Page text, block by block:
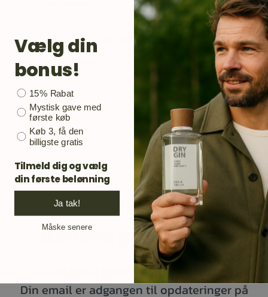
No reviews yet
Gør som mange andre
danske ginelskere.
TILMELD DIG KUNDEKLUBBEN
Din email er adgangen til opdateringer på
Vælg din
bonus!
Bonusgave
15% Rabat
Mystisk gave med
første køb
Køb 3, få den
billigste gratis
Tilmeld dig og vælg
din første belønning
Ja tak!
Måske senere